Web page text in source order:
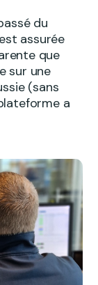
du
assurée
que
sur une
(sans
a